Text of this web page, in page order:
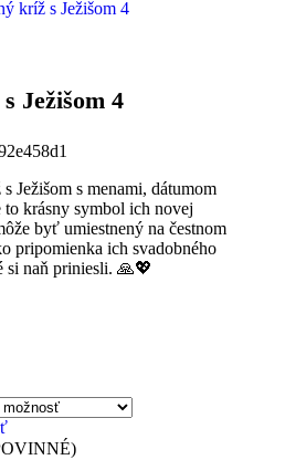
Ježišom 4
Ježišom s menami, dátumom
to krásny symbol ich novej
byť umiestnený na čestnom
pripomienka ich svadobného
si naň priniesli. 🙏💖